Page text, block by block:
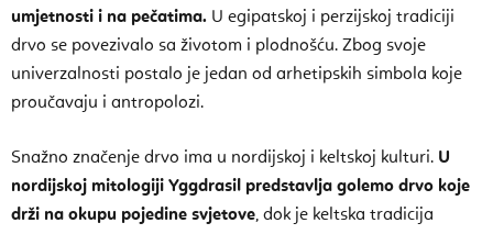
umjetnosti i na pečatima. U egipatskoj i perzijskoj tradiciji
drvo se povezivalo sa životom i plodnošću. Zbog svoje
univerzalnosti postalo je jedan od arhetipskih simbola koje
proučavaju i antropolozi.
Snažno značenje drvo ima u nordijskoj i keltskoj kulturi. U
nordijskoj mitologiji Yggdrasil predstavlja golemo drvo koje
drži na okupu pojedine svjetove, dok je keltska tradicija